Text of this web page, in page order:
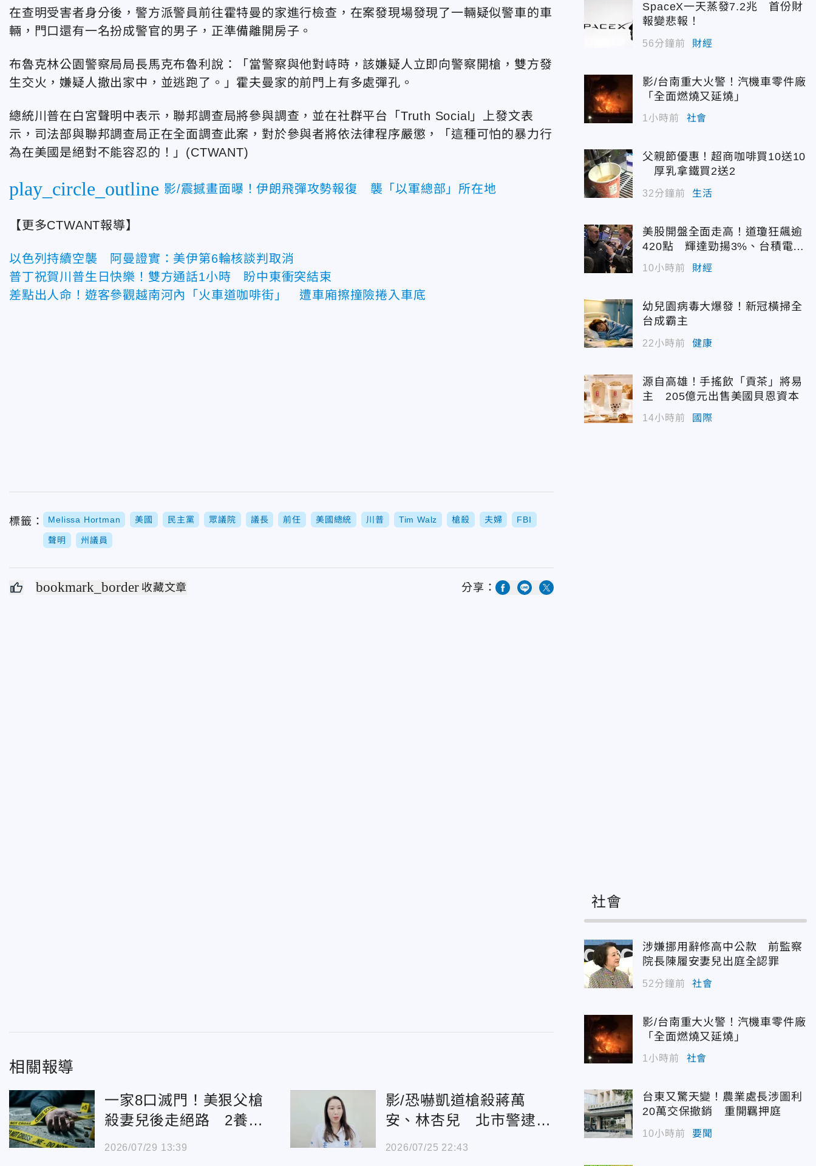
在查明受害者身分後，警方派警員前往霍特曼的家進行檢查，在案發現場發現了一輛疑似警車的車
輛，門口還有一名扮成警官的男子，正準備離開房子。
布魯克林公園警察局局長馬克布魯利說：「當警察與他對峙時，該嫌疑人立即向警察開槍，雙方發
生交火，嫌疑人撤出家中，並逃跑了。」霍夫曼家的前門上有多處彈孔。
總統川普在白宮聲明中表示，聯邦調查局將參與調查，並在社群平台「Truth Social」上發文表
示，司法部與聯邦調查局正在全面調查此案，對於參與者將依法律程序嚴懲，「這種可怕的暴力行
為在美國是絕對不能容忍的！」(CTWANT)
play_circle_outline 影/震撼畫面曝！伊朗飛彈攻勢報復 襲「以軍總部」所在地
【更多CTWANT報導】
以色列持續空襲 阿曼證實：美伊第6輪核談判取消
普丁祝賀川普生日快樂！雙方通話1小時 盼中東衝突結束
差點出人命！遊客參觀越南河內「火車道咖啡街」 遭車廂擦撞險捲入車底
標籤： Melissa Hortman 美國 民主黨 眾議院 議長 前任 美國總統 川普 Tim Walz 槍殺 夫婦 FBI
聲明 州議員
bookmark_border 收藏文章 分享：
相關報導
一家8口滅門！美狠父槍
殺妻兒後走絕路 2養女
遇害疑來自大陸
2026/07/29 13:39
影/恐嚇凱道槍殺蔣萬
安、林杏兒 北市警逮1
女到案
2026/07/25 22:43
SpaceX一天蒸發7.2兆 首份財
報變悲報！
56分鐘前 財經
影/台南重大火警！汽機車零件廠
「全面燃燒又延燒」
1小時前 社會
父親節優惠！超商咖啡買10送10
厚乳拿鐵買2送2
32分鐘前 生活
美股開盤全面走高！道瓊狂飆逾
420點 輝達勁揚3%、台積電A
DR續強
10小時前 財經
幼兒園病毒大爆發！新冠橫掃全
台成霸主
22小時前 健康
源自高雄！手搖飲「貢茶」將易
主 205億元出售美國貝恩資本
14小時前 國際
社會
涉嫌挪用辭修高中公款 前監察
院長陳履安妻兒出庭全認罪
52分鐘前 社會
影/台南重大火警！汽機車零件廠
「全面燃燒又延燒」
1小時前 社會
台東又驚天變！農業處長涉圖利
20萬交保撤銷 重開羈押庭
10小時前 要聞